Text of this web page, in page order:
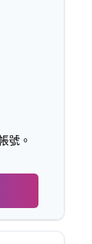
號。